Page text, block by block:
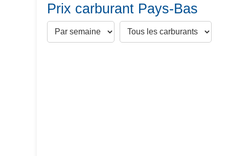
Prix carburant Pays-Bas